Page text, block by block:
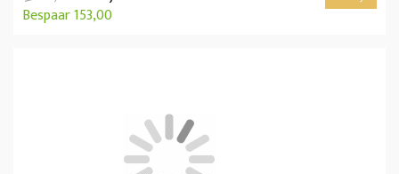
Bespaar 153,00